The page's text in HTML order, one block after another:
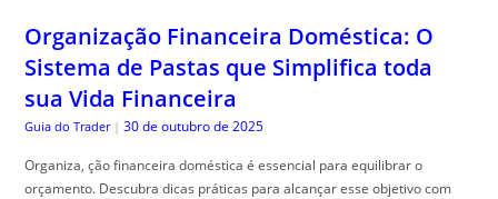
Organização Financeira Doméstica: O
Sistema de Pastas que Simplifica toda
sua Vida Financeira
Guia do Trader | 30 de outubro de 2025
Organiza, ção financeira doméstica é essencial para equilibrar o
orçamento. Descubra dicas práticas para alcançar esse objetivo com